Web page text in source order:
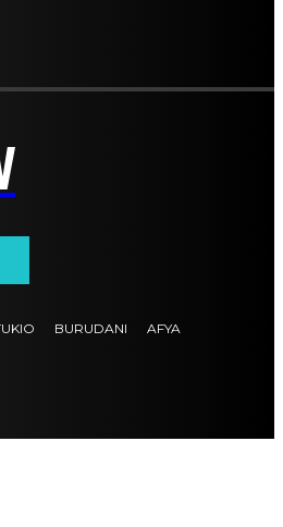
BURUDANI AFYA